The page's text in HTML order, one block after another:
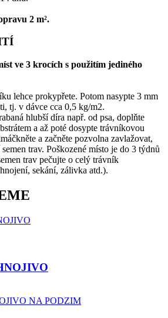
2 m².
ve 3 krocích s použitím jediného
lehce prokypřete. Potom nasypte 3 mm
tj. v dávce cca 0,5 kg/m2.
hlubší díra např. od psa, doplňte
a až poté dosypte trávníkovou
a začněte pozvolna zavlažovat,
trav. Poškozené místo je do 3 týdnů
trav pečujte o celý trávník
sekání, zálivka atd.).